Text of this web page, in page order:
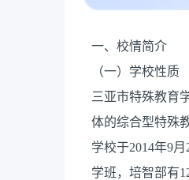
一、校情简介
（一）学校性质
三亚市特殊教育
体的综合型特殊
学校于2014年9
学班，培智部有